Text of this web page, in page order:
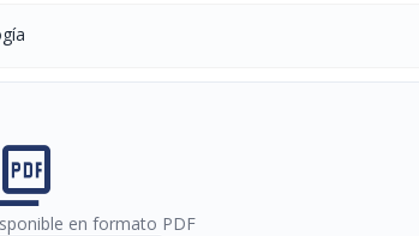
en formato PDF